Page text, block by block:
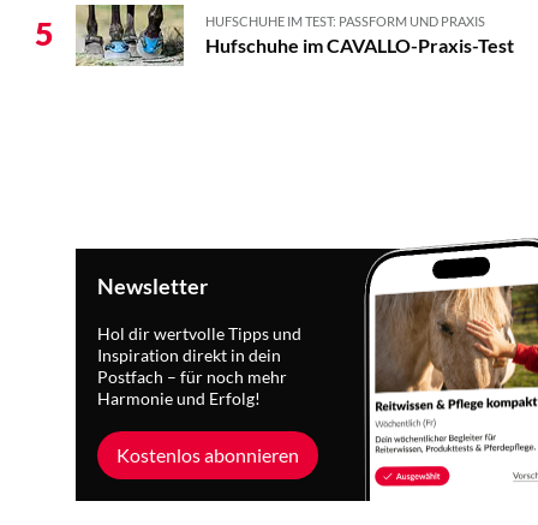
5 HUFSCHUHE IM TEST: PASSFORM UND PRAXIS
Hufschuhe im CAVALLO-Praxis-Test
Newsletter
Hol dir wertvolle Tipps und
Inspiration direkt in dein
Postfach – für noch mehr
Harmonie und Erfolg!
Kostenlos abonnieren